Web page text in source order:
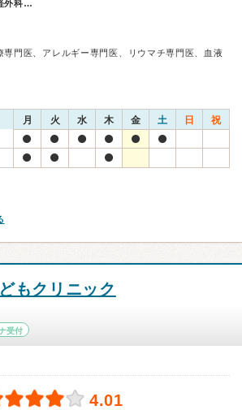
外科…
専門医、アレルギー専門医、リウマチ専門医、血液
月 火 水 木 金 土 日 祝
もクリニック
受付
4.01